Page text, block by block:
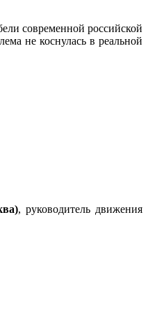
современной российской
не коснулась в реальной
, руководитель движения